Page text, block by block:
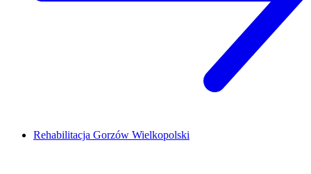
Rehabilitacja Gorzów Wielkopolski